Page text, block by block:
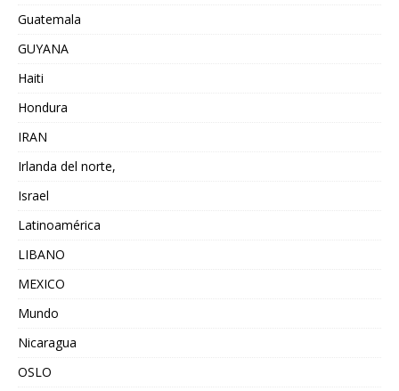
Guatemala
GUYANA
Haiti
Hondura
IRAN
Irlanda del norte,
Israel
Latinoamérica
LIBANO
MEXICO
Mundo
Nicaragua
OSLO